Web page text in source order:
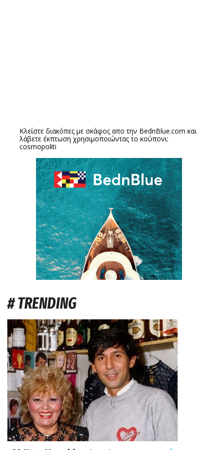
Κλείστε διακόπες με σκάφος απο την BednBlue.com και
λάβετε έκπτωση χρησιμοποιώντας το κούπονι:
cosmopoliti
# TRENDING